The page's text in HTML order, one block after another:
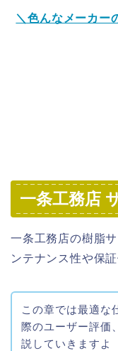
＼色んなメーカー
一条工務店
一条工務店の樹脂
ンテナンス性や保証
この章では最適な
際のユーザー評価
説していきますよ